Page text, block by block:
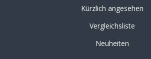
Kürzlich angesehen
Vergleichsliste
Neuheiten